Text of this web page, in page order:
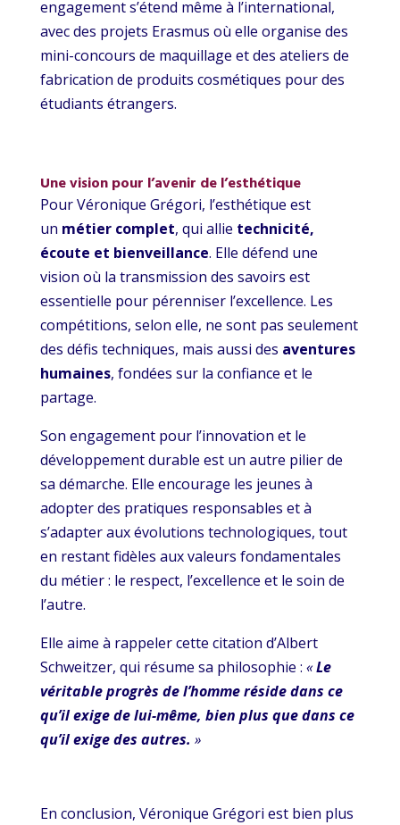
engagement s’étend même à l’international,
avec des projets Erasmus où elle organise des
mini-concours de maquillage et des ateliers de
fabrication de produits cosmétiques pour des
étudiants étrangers.
Une vision pour l’avenir de l’esthétique
Pour Véronique Grégori, l’esthétique est
un métier complet, qui allie technicité,
écoute et bienveillance. Elle défend une
vision où la transmission des savoirs est
essentielle pour pérenniser l’excellence. Les
compétitions, selon elle, ne sont pas seulement
des défis techniques, mais aussi des aventures
humaines, fondées sur la confiance et le
partage.
Son engagement pour l’innovation et le
développement durable est un autre pilier de
sa démarche. Elle encourage les jeunes à
adopter des pratiques responsables et à
s’adapter aux évolutions technologiques, tout
en restant fidèles aux valeurs fondamentales
du métier : le respect, l’excellence et le soin de
l’autre.
Elle aime à rappeler cette citation d’Albert
Schweitzer, qui résume sa philosophie : «Le
véritable progrès de l’homme réside dans ce
qu’il exige de lui-même, bien plus que dans ce
qu’il exige des autres. »
En conclusion, Véronique Grégori est bien plus